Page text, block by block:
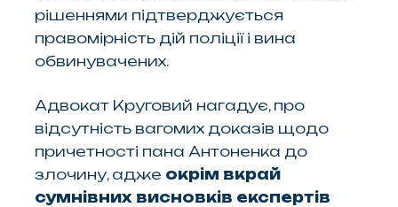
рішеннями підтверджується
правомірність дій поліції і вина
обвинувачених.
Адвокат Круговий нагадує, про
відсутність вагомих доказів щодо
причетності пана Антоненка до
злочину, адже окрім вкрай
сумнівних висновків експертів